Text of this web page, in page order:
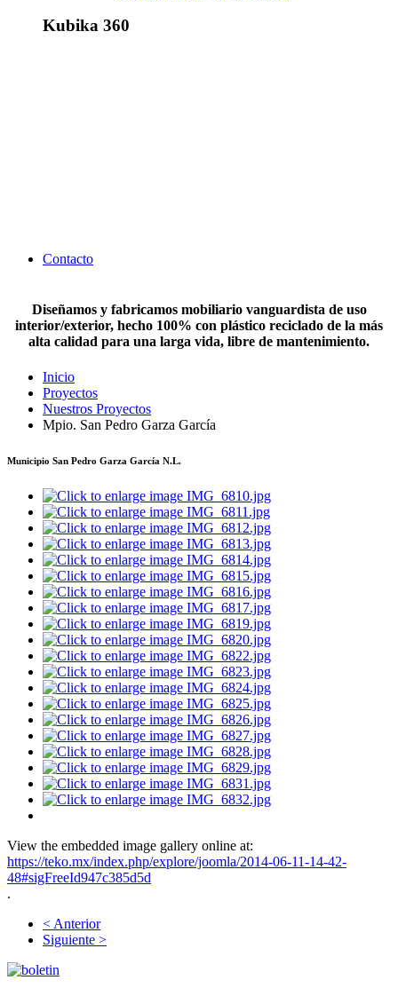
Kubika 360
Contacto
Diseñamos y fabricamos mobiliario vanguardista de uso
interior/exterior, hecho 100% con plástico reciclado de la más
alta calidad para una larga vida, libre de mantenimiento.
Inicio
Proyectos
Nuestros Proyectos
Mpio. San Pedro Garza García
Municipio San Pedro Garza García N.L.
View the embedded image gallery online at:
https://teko.mx/index.php/explore/joomla/2014-06-11-14-42-
48#sigFreeId947c385d5d
.
< Anterior
Siguiente >